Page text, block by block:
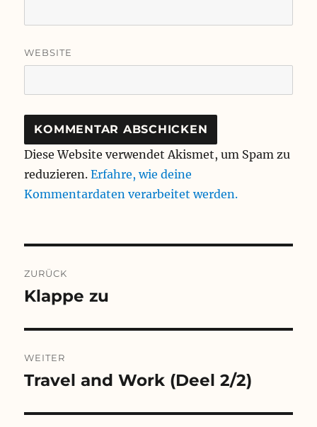
WEBSITE
Diese Website verwendet Akismet, um Spam zu
reduzieren.Erfahre, wie deine
Kommentardaten verarbeitet werden.
ZURÜCK
Vorheriger
Klappe zu
WEITER
Nächster
Travel and Work (Deel 2/2)